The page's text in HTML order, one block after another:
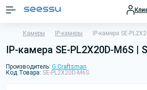
Камеры IP-камеры IP-камера SE-
IP-камера SE-PL2X20D-M6S |
Производитель: G.Craftsman
Код Товара: SE-PL2X20D-M6S